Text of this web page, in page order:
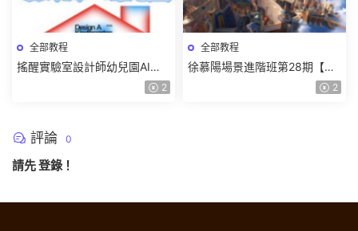
全部教程
搖醒實驗室設計師幼兒園AI軟
件基礎課2025【畫質不錯有素
2
全部教程
徐慕陽場景進階班第28期【畫
2
評論 0
請先登錄 ！